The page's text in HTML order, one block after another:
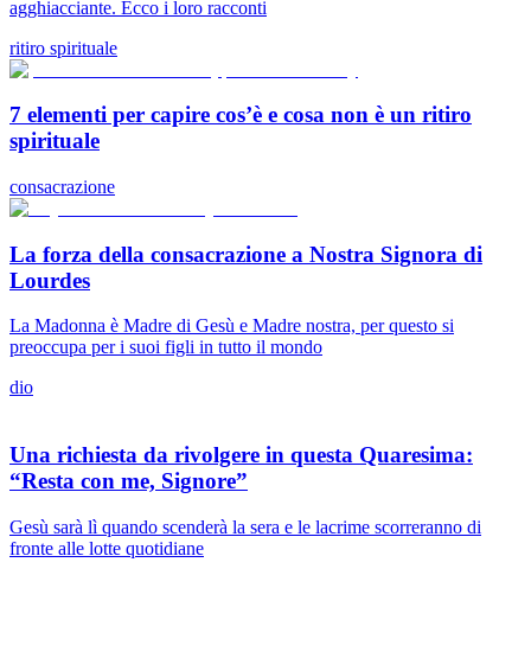
agghiacciante. Ecco i loro racconti
ritiro spirituale
7 elementi per capire cos’è e cosa non è un ritiro
spirituale
consacrazione
La forza della consacrazione a Nostra Signora di
Lourdes
La Madonna è Madre di Gesù e Madre nostra, per questo si
preoccupa per i suoi figli in tutto il mondo
dio
Una richiesta da rivolgere in questa Quaresima:
“Resta con me, Signore”
Gesù sarà lì quando scenderà la sera e le lacrime scorreranno di
fronte alle lotte quotidiane